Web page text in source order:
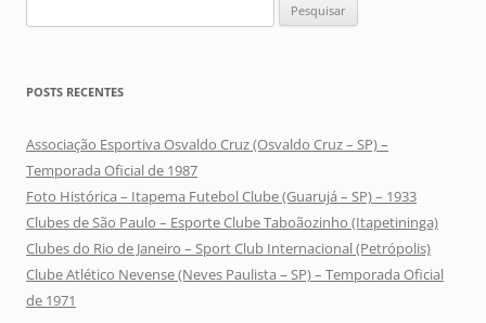
por:
POSTS RECENTES
Associação Esportiva Osvaldo Cruz (Osvaldo Cruz – SP) –
Temporada Oficial de 1987
Foto Histórica – Itapema Futebol Clube (Guarujá – SP) – 1933
Clubes de São Paulo – Esporte Clube Taboãozinho (Itapetininga)
Clubes do Rio de Janeiro – Sport Club Internacional (Petrópolis)
Clube Atlético Nevense (Neves Paulista – SP) – Temporada Oficial
de 1971